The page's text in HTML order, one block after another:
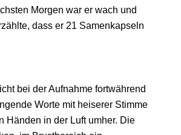
Morgen war er wach und
dass er 21 Samenkapseln
bei der Aufnahme fortwährend
Worte mit heiserer Stimme
Händen in der Luft umher. Die